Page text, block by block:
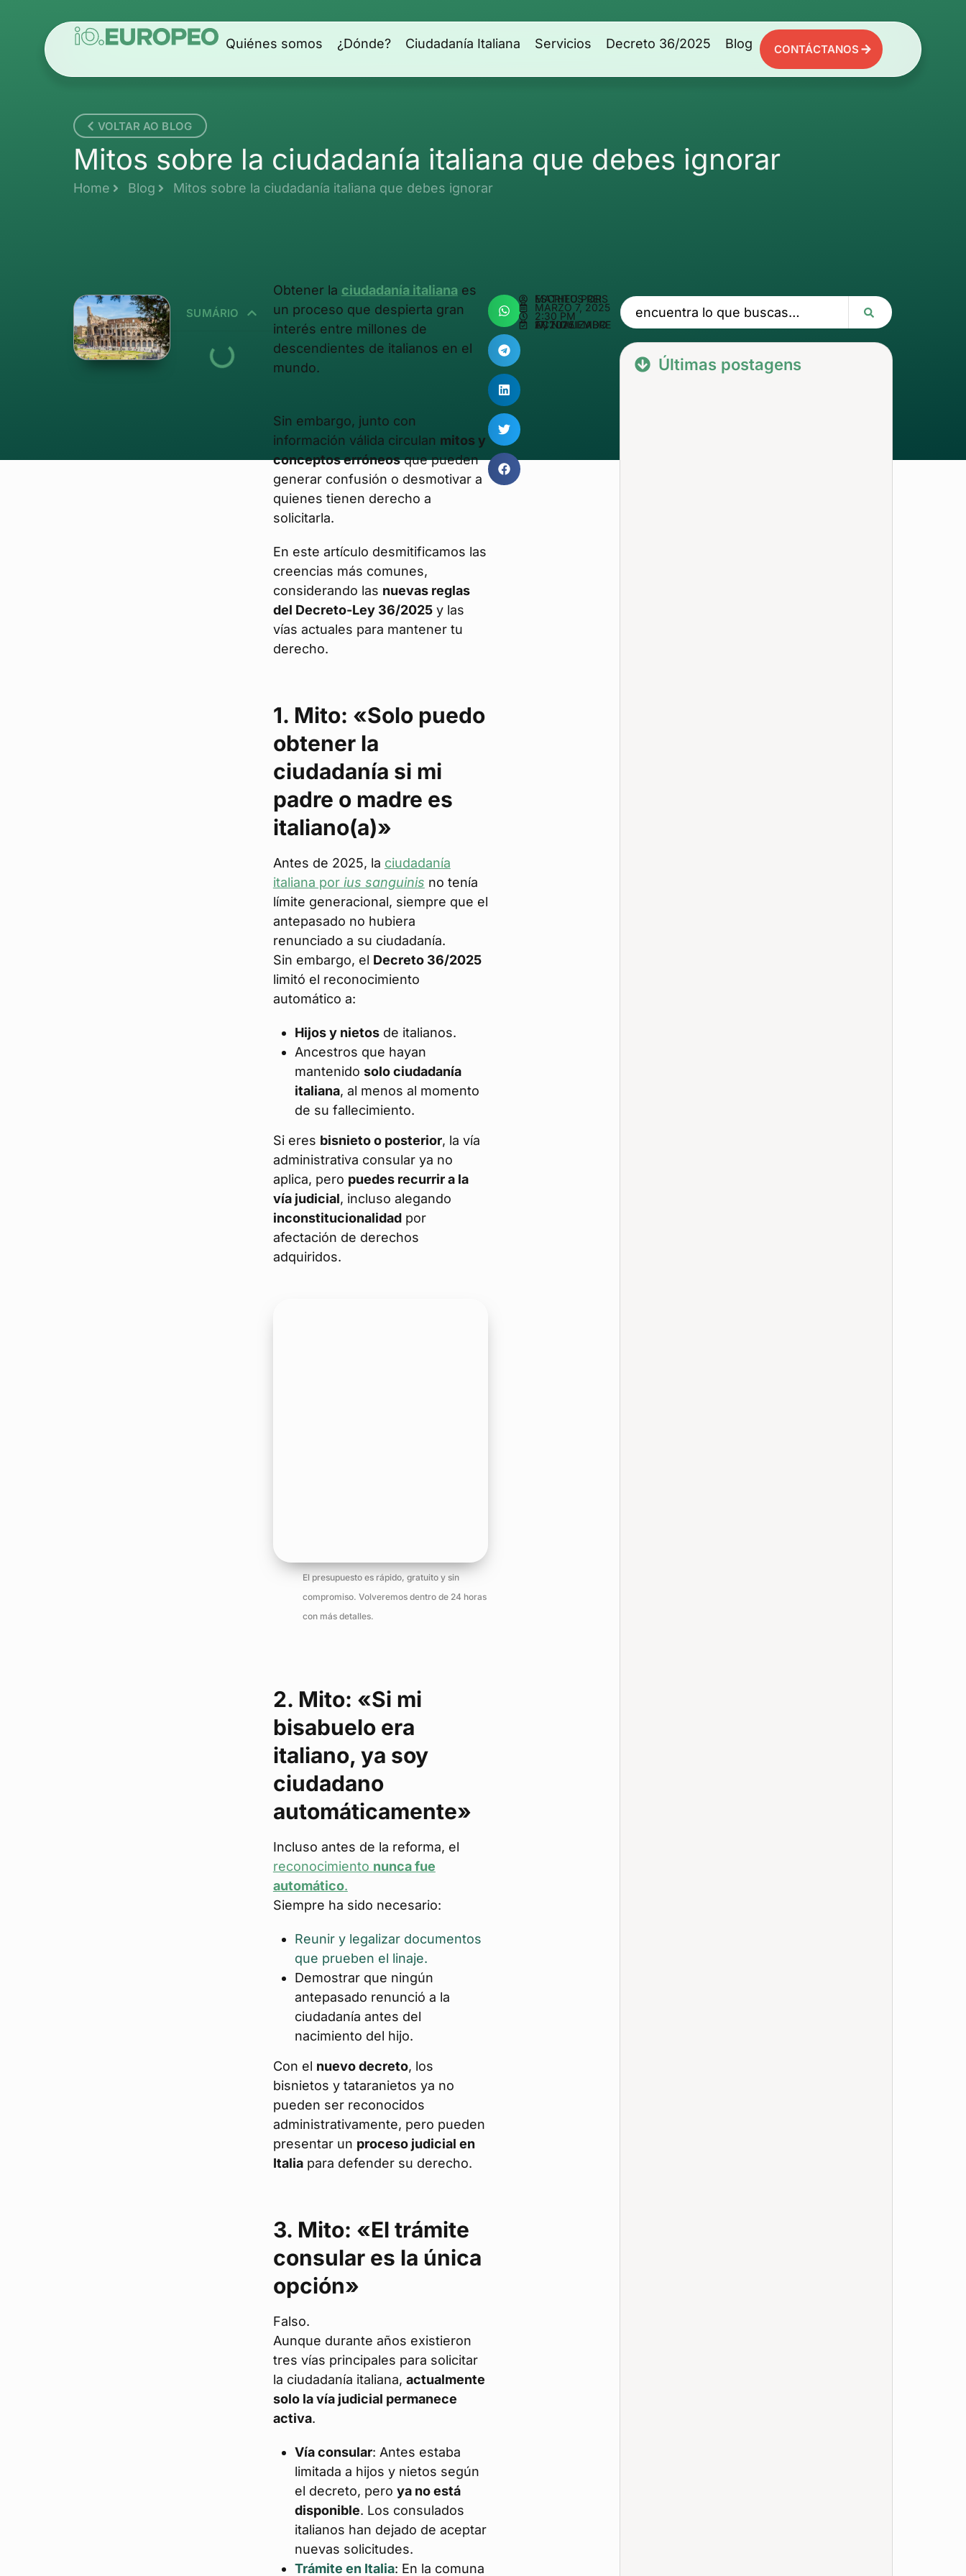
Quiénes somos ¿Dónde? Ciudadanía Italiana Servicios Decreto 36/2025 Blog CONTÁCTANOS
VOLTAR AO BLOG
Mitos sobre la ciudadanía italiana que debes ignorar
Home Blog Mitos sobre la ciudadanía italiana que debes ignorar
Últimas postagens
SUMÁRIO
Obtener la ciudadanía italiana es
un proceso que despierta gran
interés entre millones de
descendientes de italianos en el
mundo.
Sin embargo, junto con
información válida circulan mitos y
conceptos erróneosque pueden
generar confusión o desmotivar a
quienes tienen derecho a
solicitarla.
En este artículo desmitificamos las
creencias más comunes,
considerando las nuevas reglas
del Decreto-Ley 36/2025y las
vías actuales para mantener tu
derecho.
1. Mito: «Solo puedo
obtener la
ciudadanía si mi
padre o madre es
italiano(a)»
Antes de 2025, la ciudadanía
italiana por ius sanguinis no tenía
límite generacional, siempre que el
antepasado no hubiera
renunciado a su ciudadanía.
Sin embargo, el Decreto 36/2025
limitó el reconocimiento
automático a:
Hijos y nietosde italianos.
Ancestros que hayan
mantenido solo ciudadanía
italiana, al menos al momento
de su fallecimiento.
Si eres bisnieto o posterior, la vía
administrativa consular ya no
aplica, pero puedes recurrir a la
vía judicial, incluso alegando
inconstitucionalidadpor
afectación de derechos
adquiridos.
El presupuesto es rápido, gratuito y sin
compromiso. Volveremos dentro de 24 horas
con más detalles.
2. Mito: «Si mi
bisabuelo era
italiano, ya soy
ciudadano
automáticamente»
Incluso antes de la reforma, el
reconocimiento nunca fue
automático.
Siempre ha sido necesario:
Reunir y legalizar documentos
que prueben el linaje.
Demostrar que ningún
antepasado renunció a la
ciudadanía antes del
nacimiento del hijo.
Con el nuevo decreto, los
bisnietos y tataranietos ya no
pueden ser reconocidos
administrativamente, pero pueden
presentar un proceso judicial en
Italiapara defender su derecho.
3. Mito: «El trámite
consular es la única
opción»
Falso.
Aunque durante años existieron
tres vías principales para solicitar
la ciudadanía italiana, actualmente
solo la vía judicial permanece
activa.
Vía consular: Antes estaba
limitada a hijos y nietos según
el decreto, pero ya no está
disponible. Los consulados
italianos han dejado de aceptar
nuevas solicitudes.
Trámite en Italia: En la comuna
ESCRITO POR
MATHEUS REIS
MARZO 7, 2025
2:30 PM
ACTUALIZADO EN NOVIEMBRE 17, 2025